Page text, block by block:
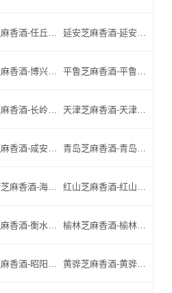
任丘芝麻香酒-任丘名酒-任丘小北门_任丘芝麻香酒厂家 延安芝麻香酒-延安名酒-延安小北门_延安芝麻香酒厂家
博兴芝麻香酒-博兴名酒-博兴小北门_博兴芝麻香酒厂家 平鲁芝麻香酒-平鲁名酒-平鲁小北门_平鲁芝麻香酒厂家
长岭芝麻香酒-长岭名酒-长岭小北门_长岭芝麻香酒厂家 天津芝麻香酒-天津名酒-天津小北门_天津芝麻香酒厂家
咸安芝麻香酒-咸安名酒-咸安小北门_咸安芝麻香酒厂家 青岛芝麻香酒-青岛名酒-青岛小北门_青岛芝麻香酒厂家
海勃湾芝麻香酒-海勃湾名酒-海勃湾小北门_海勃湾芝麻香酒厂家 红山芝麻香酒-红山名酒-红山小北门_红山芝麻香酒厂家
衡水芝麻香酒-衡水名酒-衡水小北门_衡水芝麻香酒厂家 榆林芝麻香酒-榆林名酒-榆林小北门_榆林芝麻香酒厂家
昭阳芝麻香酒-昭阳名酒-昭阳小北门_昭阳芝麻香酒厂家 黄骅芝麻香酒-黄骅名酒-黄骅小北门_黄骅芝麻香酒厂家